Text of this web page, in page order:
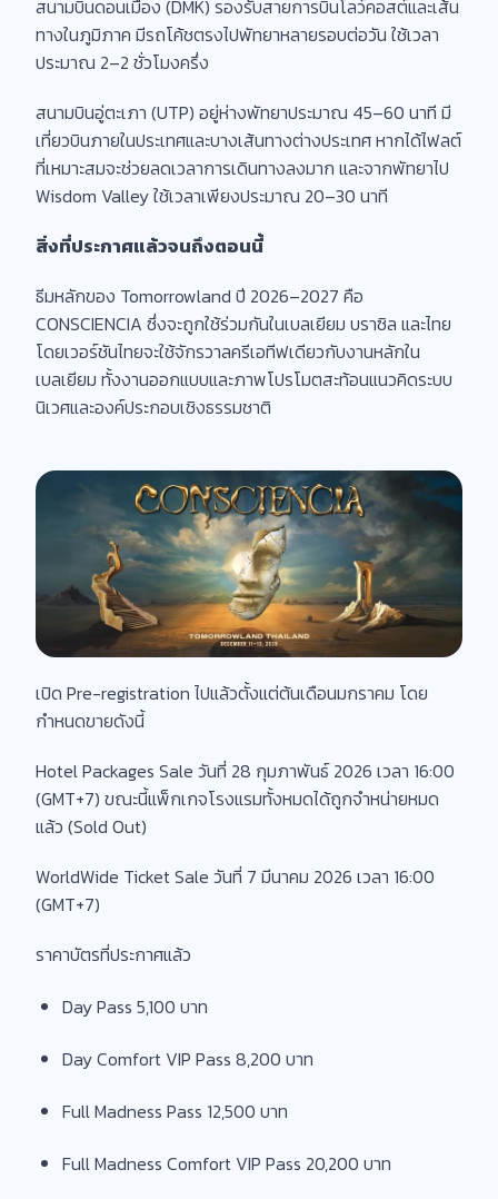
สนามบินดอนเมือง (DMK) รองรับสายการบินโลว์คอสต์และเส้น
ทางในภูมิภาค มีรถโค้ชตรงไปพัทยาหลายรอบต่อวัน ใช้เวลา
ประมาณ 2–2 ชั่วโมงครึ่ง
สนามบินอู่ตะเภา (UTP) อยู่ห่างพัทยาประมาณ 45–60 นาที มี
เที่ยวบินภายในประเทศและบางเส้นทางต่างประเทศ หากได้ไฟลต์
ที่เหมาะสมจะช่วยลดเวลาการเดินทางลงมาก และจากพัทยาไป
Wisdom Valley ใช้เวลาเพียงประมาณ 20–30 นาที
สิ่งที่ประกาศแล้วจนถึงตอนนี้
ธีมหลักของ Tomorrowland ปี 2026–2027 คือ
CONSCIENCIA ซึ่งจะถูกใช้ร่วมกันในเบลเยียม บราซิล และไทย
โดยเวอร์ชันไทยจะใช้จักรวาลครีเอทีฟเดียวกับงานหลักใน
เบลเยียม ทั้งงานออกแบบและภาพโปรโมตสะท้อนแนวคิดระบบ
นิเวศและองค์ประกอบเชิงธรรมชาติ
เปิด Pre-registration ไปแล้วตั้งแต่ต้นเดือนมกราคม โดย
กำหนดขายดังนี้
Hotel Packages Sale วันที่ 28 กุมภาพันธ์ 2026 เวลา 16:00
(GMT+7) ขณะนี้แพ็กเกจโรงแรมทั้งหมดได้ถูกจำหน่ายหมด
แล้ว (Sold Out)
WorldWide Ticket Sale วันที่ 7 มีนาคม 2026 เวลา 16:00
(GMT+7)
ราคาบัตรที่ประกาศแล้ว
Day Pass 5,100 บาท
Day Comfort VIP Pass 8,200 บาท
Full Madness Pass 12,500 บาท
Full Madness Comfort VIP Pass 20,200 บาท